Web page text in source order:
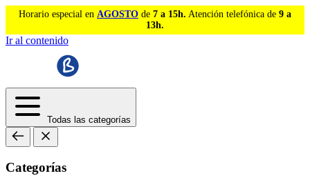
Horario especial en AGOSTO de 7 a 15h. Atención telefónica de 9 a
13h.
Ir al contenido
Todas las categorías
Categorías